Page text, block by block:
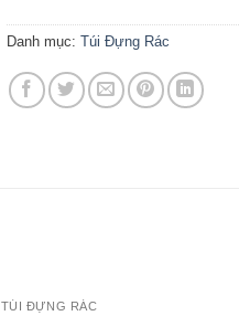
Danh mục: Túi Đựng Rác
TÚI ĐỰNG RÁC